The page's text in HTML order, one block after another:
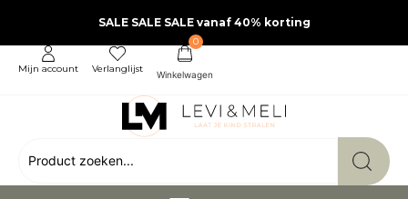
SALE SALE SALE vanaf 40% korting
Mijn account Verlanglijst
0